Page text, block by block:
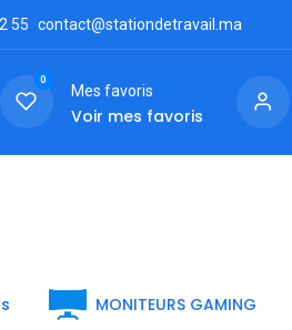
55 contact@stationdetravail.ma
0
Mes favoris
Voir mes favoris
MONITEURS GAMING